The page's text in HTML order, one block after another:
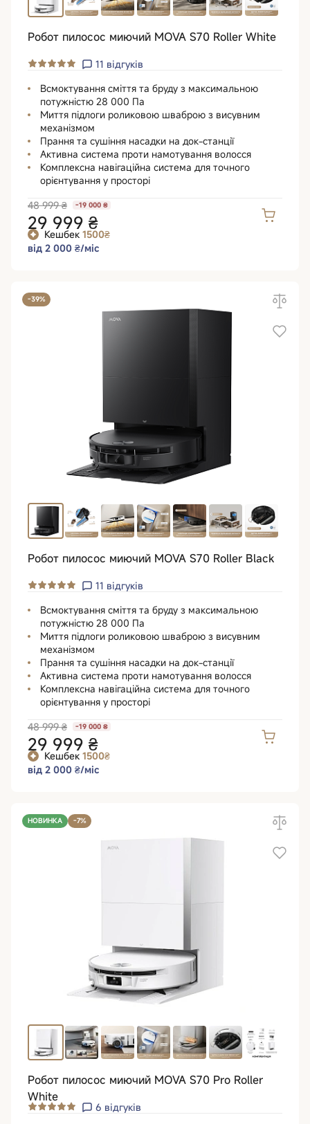
Робот пилосос миючий MOVA S70 Roller White
11 відгуків
Всмоктування сміття та бруду з максимальною
потужністю 28 000 Па
Миття підлоги роликовою шваброю з висувним
механізмом
Прання та сушіння насадки на док-станції
Активна система проти намотування волосся
Комплексна навігаційна система для точного
орієнтування у просторі
48 999 ₴
-19 000 ₴
29 999 ₴
Кешбек 1500₴
від 2 000 ₴/міс
-39%
Робот пилосос миючий MOVA S70 Roller Black
11 відгуків
Всмоктування сміття та бруду з максимальною
потужністю 28 000 Па
Миття підлоги роликовою шваброю з висувним
механізмом
Прання та сушіння насадки на док-станції
Активна система проти намотування волосся
Комплексна навігаційна система для точного
орієнтування у просторі
48 999 ₴
-19 000 ₴
29 999 ₴
Кешбек 1500₴
від 2 000 ₴/міс
НОВИНКА -7%
Робот пилосос миючий MOVA S70 Pro Roller
White
6 відгуків